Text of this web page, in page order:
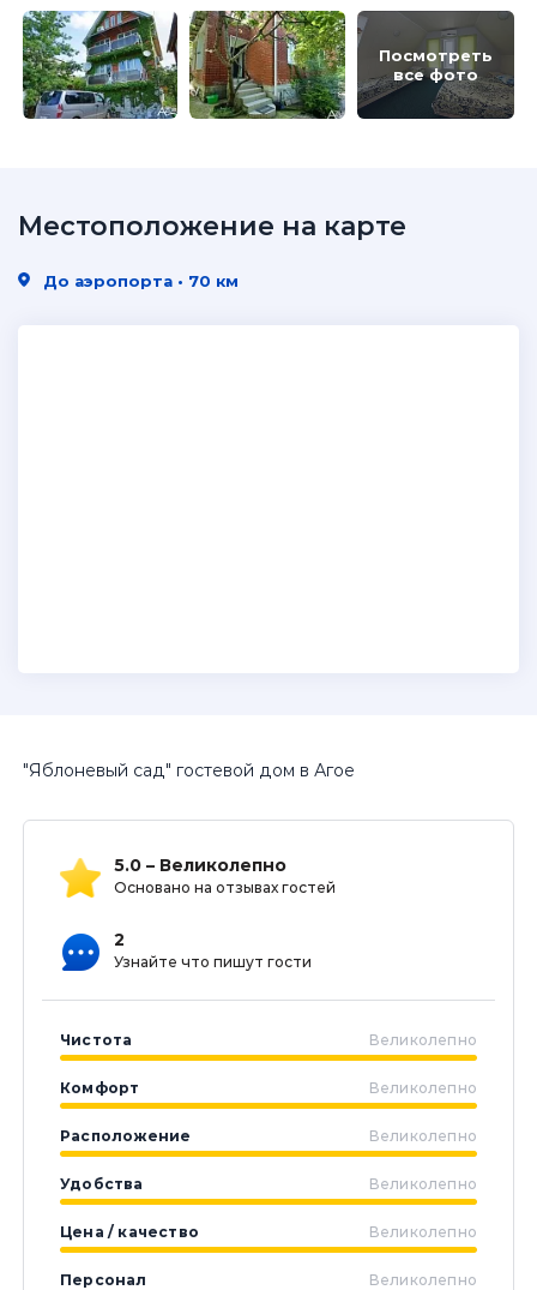
Посмотреть
все фото
"Яблоневый сад" гостевой дом в Агое
5.0 – Великолепно
Основано на отзывах гостей
2
Узнайте что пишут гости
Чистота Великолепно
Комфорт Великолепно
Расположение Великолепно
Удобства Великолепно
Цена / качество Великолепно
Персонал Великолепно
Местоположение на карте
До аэропорта • 70 км